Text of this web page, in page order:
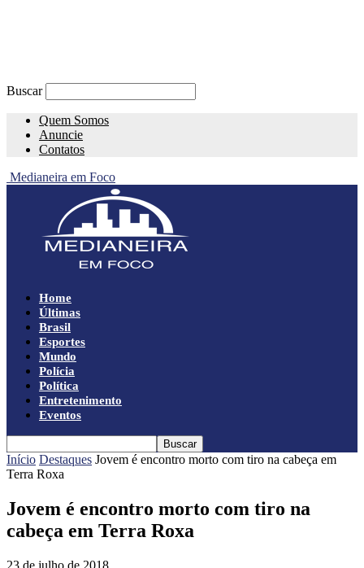
Buscar
Quem Somos
Anuncie
Contatos
Medianeira em Foco
Home
Últimas
Brasil
Esportes
Mundo
Polícia
Política
Entretenimento
Eventos
Início Destaques Jovem é encontro morto com tiro na cabeça em
Terra Roxa
Jovem é encontro morto com tiro na
cabeça em Terra Roxa
23 de julho de 2018